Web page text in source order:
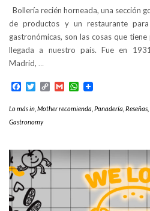
Bollería recién horneada, una sección
de productos y un restaurante
gastronómicas, son las cosas que
llegada a nuestro país. Fue en
Madrid, …
Facebook
TwitterCopyGmailWhatsApp
Lo más in Mother recomienda Panadería Reseñas
Gastronomy